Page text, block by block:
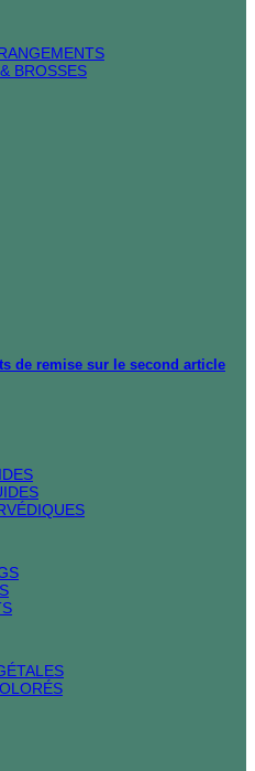
BROSSES
de remise sur le second article